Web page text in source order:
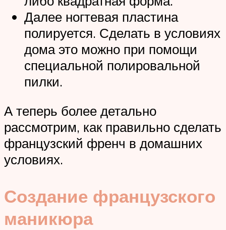
Далее ногтевая пластина
полируется. Сделать в условиях
дома это можно при помощи
специальной полировальной
пилки.
А теперь более детально
рассмотрим, как правильно сделать
французский френч в домашних
условиях.
Создание французского
маникюра